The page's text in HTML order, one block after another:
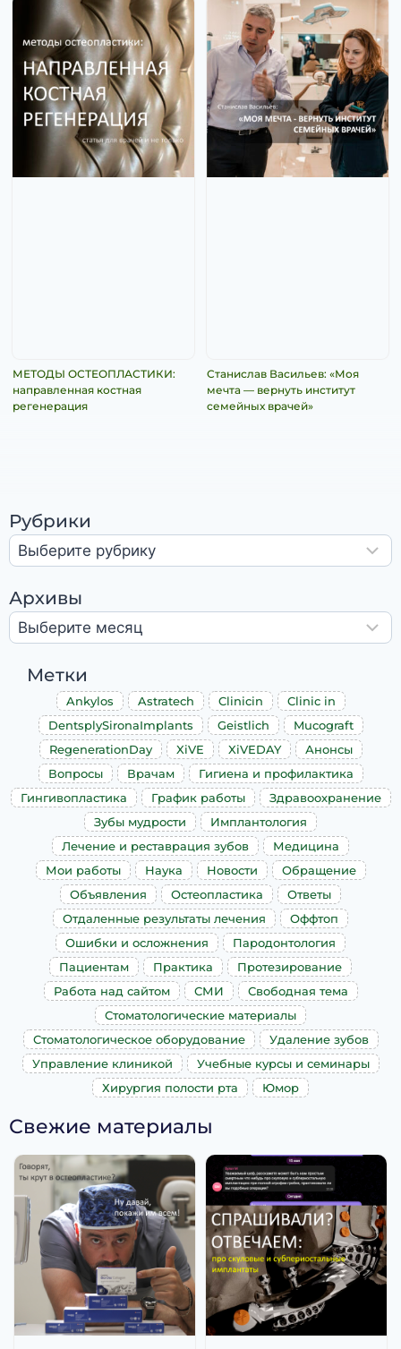
МЕТОДЫ ОСТЕОПЛАСТИКИ:
направленная костная
регенерация
Станислав Васильев: «Моя
мечта — вернуть институт
семейных врачей»
Рубрики
Архивы
Метки
Ankylos Astratech Clinicin
Clinic in
DentsplySironaImplants
Geistlich
Mucograft
RegenerationDay
XiVE XiVEDAY
Анонсы
Вопросы
Врачам
Гигиена и профилактика
Гингивопластика
График работы
Здравоохранение
Зубы мудрости
Имплантология
Лечение и реставрация зубов
Медицина
Мои работы
Наука Новости
Обращение
Объявления
Остеопластика
Ответы
Отдаленные результаты лечения
Оффтоп
Ошибки и осложнения
Пародонтология
Пациентам
Практика
Протезирование
Работа над сайтом
СМИ
Свободная тема
Стоматологические материалы
Стоматологическое оборудование
Удаление зубов
Управление клиникой
Учебные курсы и семинары
Хирургия полости рта
Юмор
Свежие материалы